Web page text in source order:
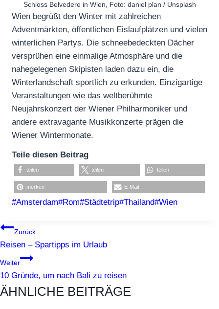
Schloss Belvedere in Wien, Foto: daniel plan / Unsplash
Wien begrüßt den Winter mit zahlreichen
Adventmärkten, öffentlichen Eislaufplätzen und vielen
winterlichen Partys. Die schneebedeckten Dächer
versprühen eine einmalige Atmosphäre und die
nahegelegenen Skipisten laden dazu ein, die
Winterlandschaft sportlich zu erkunden. Einzigartige
Veranstaltungen wie das weltberühmte
Neujahrskonzert der Wiener Philharmoniker und
andere extravagante Musikkonzerte prägen die
Wiener Wintermonate.
Teile diesen Beitrag
teilen teilen teilen
merken E-Mail
Schlagworte:
#Amsterdam#Rom#Städtetrip#Thailand#Wien
BEITRAGSNAVIGATION
Zurück
Reisen – Spartipps im Urlaub
Weiter
10 Gründe, um nach Bali zu reisen
ÄHNLICHE BEITRÄGE